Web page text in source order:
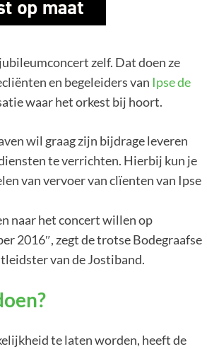
zelf. Dat doen ze
en begeleiders van Ipse de
waar het orkest bij hoort.
wil graag zijn bijdrage leveren
te verrichten. Hierbij kun je
van vervoer van clïenten van Ipse
naar het concert willen op
2016″, zegt de trotse Bodegraafse
van de Jostiband.
te laten worden, heeft de